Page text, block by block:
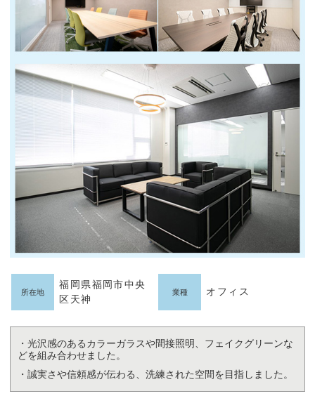
所在地
福岡県福岡市中央
区天神
業種 オフィス
・光沢感のあるカラーガラスや間接照明、フェイクグリーンな
どを組み合わせました。
・誠実さや信頼感が伝わる、洗練された空間を目指しました。